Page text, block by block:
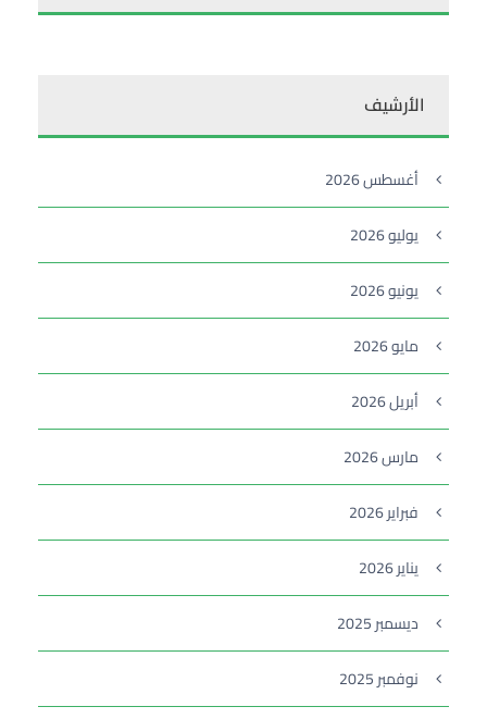
الأرشيف
أغسطس 2026
يوليو 2026
يونيو 2026
مايو 2026
أبريل 2026
مارس 2026
فبراير 2026
يناير 2026
ديسمبر 2025
نوفمبر 2025